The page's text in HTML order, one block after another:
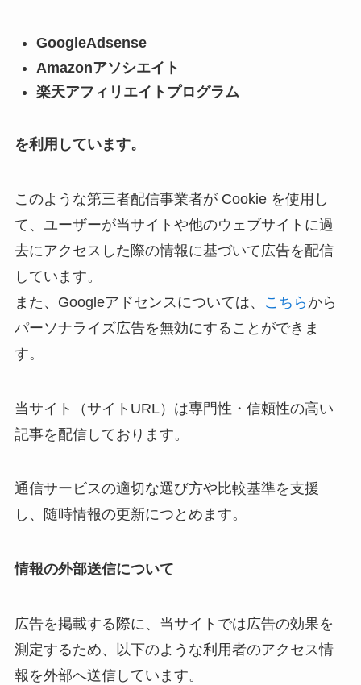
GoogleAdsense
Amazonアソシエイト
楽天アフィリエイトプログラム
を利用しています。
このような第三者配信事業者が Cookie を使用し
て、ユーザーが当サイトや他のウェブサイトに過
去にアクセスした際の情報に基づいて広告を配信
しています。
また、Googleアドセンスについては、
こちら から
パーソナライズ広告を無効にすることができま
す。
当サイト（サイトURL）は専門性・信頼性の高い
記事を配信しております。
通信サービスの適切な選び方や比較基準を支援
し、随時情報の更新につとめます。
情報の外部送信について
広告を掲載する際に、当サイトでは広告の効果を
測定するため、以下のような利用者のアクセス情
報を外部へ送信しています。